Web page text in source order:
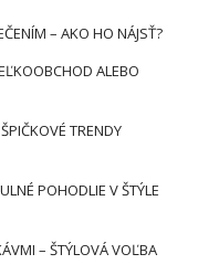
– AKO HO NÁJSŤ?
ALEBO
TRENDY
POHODLIE V ŠTÝLE
– ŠTÝLOVÁ VOĽBA